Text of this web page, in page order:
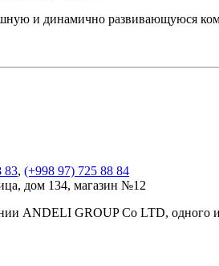
и динамично развивающуюся
83, (+998 97) 725 88 84
дом 134, магазин №12
ANDELI GROUP Co LTD, одного